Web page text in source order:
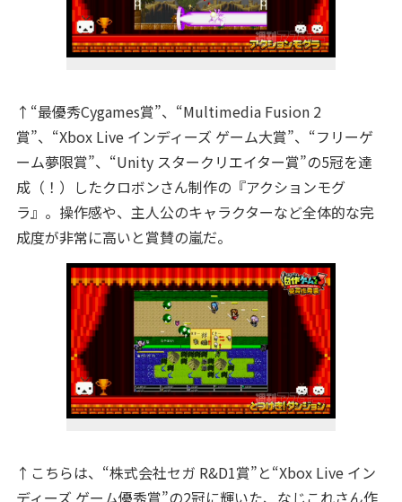
↑“最優秀Cygames賞”、“Multimedia Fusion 2
賞”、“Xbox Live インディーズ ゲーム大賞”、“フリーゲ
ーム夢限賞”、“Unity スタークリエイター賞”の5冠を達
成（！）したクロボンさん制作の『アクションモグ
ラ』。操作感や、主人公のキャラクターなど全体的な完
成度が非常に高いと賞賛の嵐だ。
↑こちらは、“株式会社セガ R&D1賞”と“Xbox Live イン
ディーズ ゲーム優秀賞”の2冠に輝いた、なじこれさん作